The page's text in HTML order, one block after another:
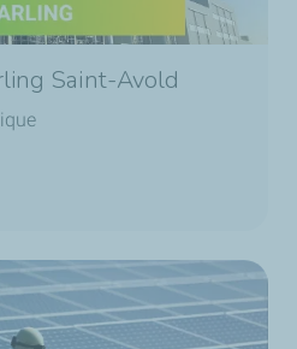
Saint-Avold